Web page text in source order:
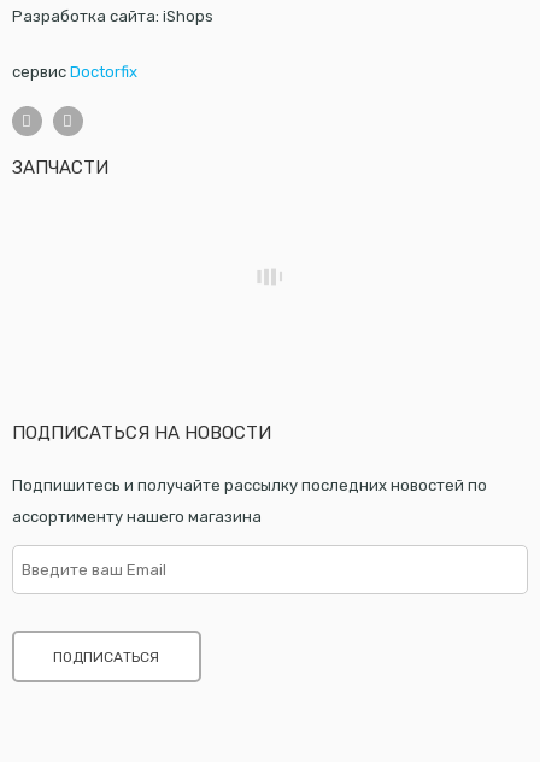
Разработка сайта: iShops
сервис Doctorfix
ЗАПЧАСТИ
ПОДПИСАТЬСЯ НА НОВОСТИ
Подпишитесь и получайте рассылку последних новостей по
ассортименту нашего магазина